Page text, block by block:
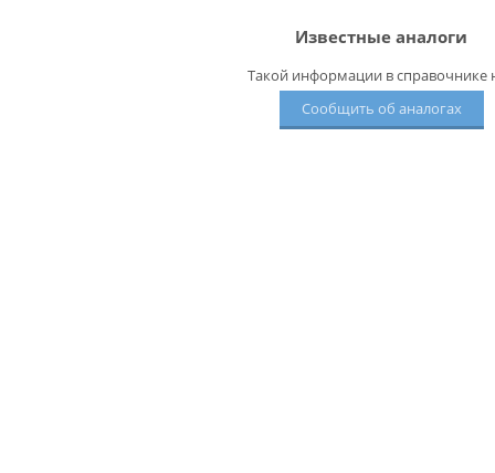
Известные аналоги
Такой информации в справочнике
Сообщить об аналогах